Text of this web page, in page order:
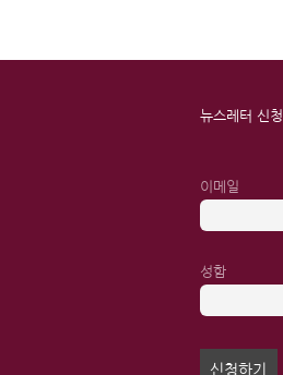
뉴스레터 신청
이메일
성함